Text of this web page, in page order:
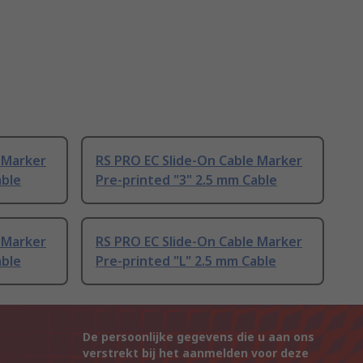
Marker
RS PRO EC Slide-On Cable Marker
Pre-printed "3" 2.5 mm Cable
Marker
RS PRO EC Slide-On Cable Marker
Pre-printed "L" 2.5 mm Cable
De persoonlijke gegevens die u aan ons
verstrekt bij het aanmelden voor deze